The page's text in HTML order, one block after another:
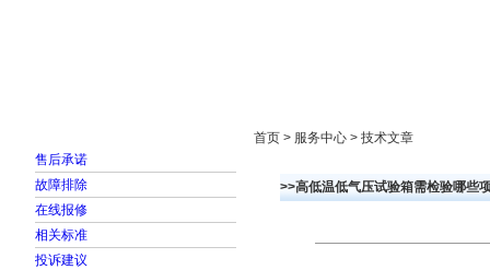
售后承诺
故障排除
在线报修
相关标准
投诉建议
首页 > 服务中心 > 技术文章
>>高低温低气压试验箱需检验哪些